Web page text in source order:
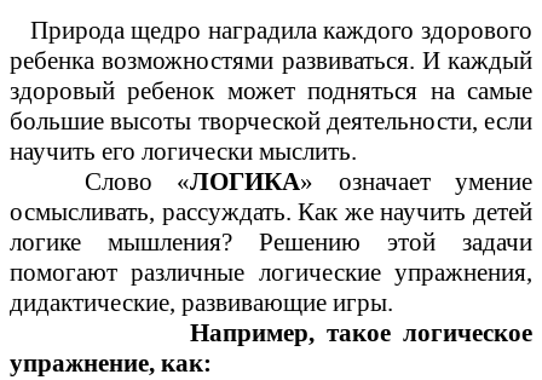
Природа щедро наградила каждого здорового
ребенка возможностями развиваться. И каждый
здоровый ребенок может подняться на самые
большие высоты творческой деятельности, если
научить его логически мыслить.
Слово «ЛОГИКА» означает умение
осмысливать, рассуждать. Как же научить детей
логике мышления? Решению этой задачи
помогают различные логические упражнения,
дидактические, развивающие игры.
Например, такое логическое
упражнение, как: